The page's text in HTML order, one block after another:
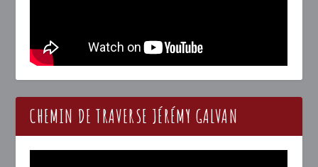
CHEMIN DE TRAVERSE JÉRÉMY GALVAN